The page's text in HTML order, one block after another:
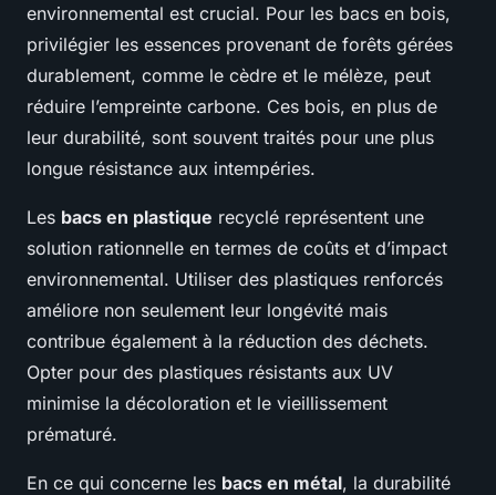
environnemental est crucial. Pour les bacs en bois,
privilégier les essences provenant de forêts gérées
durablement, comme le cèdre et le mélèze, peut
réduire l’empreinte carbone. Ces bois, en plus de
leur durabilité, sont souvent traités pour une plus
longue résistance aux intempéries.
Les bacs en plastique recyclé représentent une
solution rationnelle en termes de coûts et d’impact
environnemental. Utiliser des plastiques renforcés
améliore non seulement leur longévité mais
contribue également à la réduction des déchets.
Opter pour des plastiques résistants aux UV
minimise la décoloration et le vieillissement
prématuré.
En ce qui concerne les bacs en métal, la durabilité